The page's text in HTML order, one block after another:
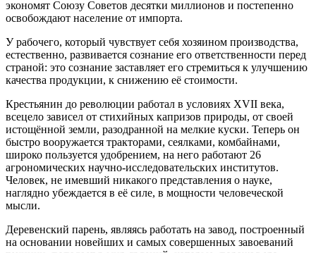
экономят Союзу Советов десятки миллионов и постепенно
освобождают население от импорта.
У рабочего, который чувствует себя хозяином производства,
естественно, развивается сознание его ответственности перед
страной: это сознание заставляет его стремиться к улучшению
качества продукции, к снижению её стоимости.
Крестьянин до революции работал в условиях XVII века,
всецело зависел от стихийных капризов природы, от своей
истощённой земли, разодранной на мелкие куски. Теперь он
быстро вооружается тракторами, сеялками, комбайнами,
широко пользуется удобрением, на него работают 26
агрономических научно-исследовательских институтов.
Человек, не имевший никакого представления о науке,
наглядно убеждается в её силе, в мощности человеческой
мысли.
Деревенский парень, являясь работать на завод, построенный
на основании новейших и самых совершенных завоеваний